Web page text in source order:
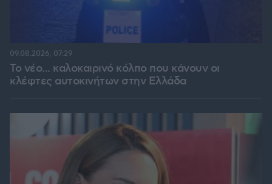
Το νέο... καλοκαιρινό κόλπο που κάνουν οι
κλέφτες αυτοκινήτων στην Ελλάδα
09.08.2026, 07:29